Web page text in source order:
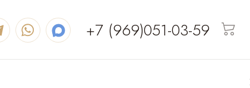
+7 (969)051-03-59